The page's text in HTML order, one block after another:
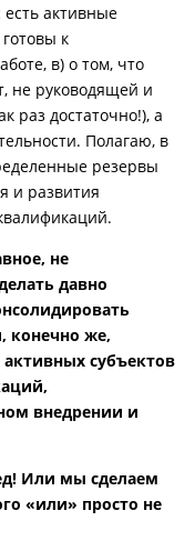
есть активные
к
в) о том, что
не руководящей и
раз достаточно!), а
Полагаю, в
резервы
и развития
не
давно
конечно же,
субъектов
внедрении и
Или мы сделаем
«или» просто не